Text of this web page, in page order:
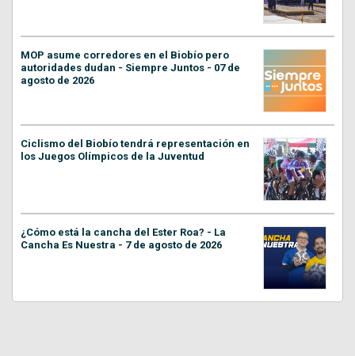
MOP asume corredores en el Biobío pero
autoridades dudan - Siempre Juntos - 07 de
agosto de 2026
Ciclismo del Biobío tendrá representación en
los Juegos Olímpicos de la Juventud
¿Cómo está la cancha del Ester Roa? - La
Cancha Es Nuestra - 7 de agosto de 2026